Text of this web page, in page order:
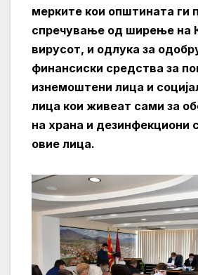
мерките кои општината ги
спречување од ширење на
вирусот, и одлука за
финансиски средства за
изнемоштени лица и
лица кои живеат сами за
на храна и дезинфекциони
овие лица.